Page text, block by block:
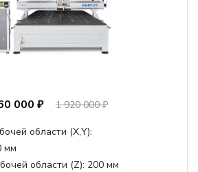
000 ₽ 1 920 000 ₽
области (Х,Y):
мм
области (Z): 200 мм